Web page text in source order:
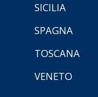
SICILIA
SPAGNA
TOSCANA
VENETO